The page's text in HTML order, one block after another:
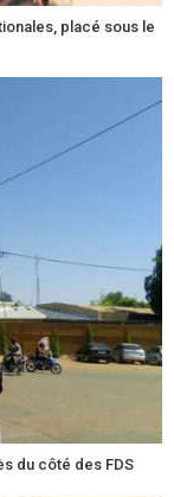
placé sous le
du côté des FDS